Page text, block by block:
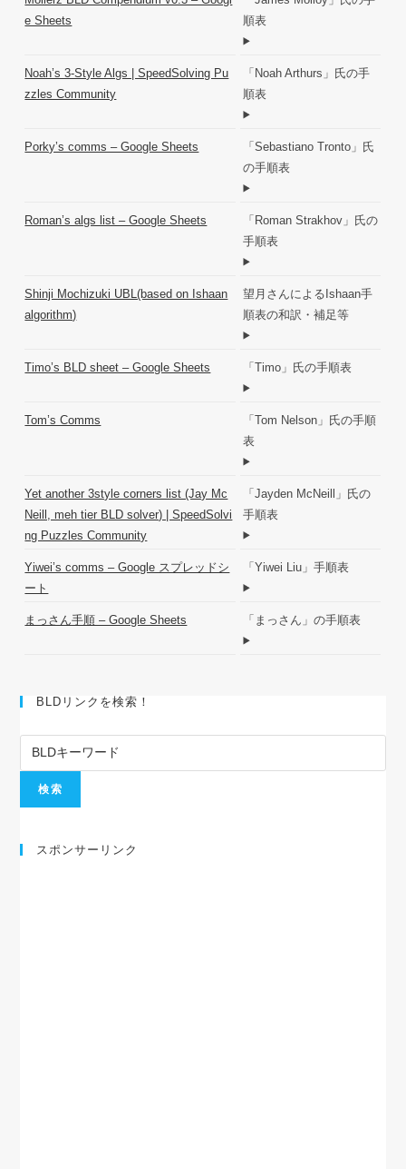
e Sheets
順表
Noah’s 3-Style Algs | SpeedSolving Pu
zzles Community
「Noah Arthurs」氏の手
順表
Porky’s comms – Google Sheets
「Sebastiano Tronto」氏
の手順表
Roman’s algs list – Google Sheets
「Roman Strakhov」氏の
手順表
Shinji Mochizuki UBL(based on Ishaan
algorithm)
望月さんによるIshaan手
順表の和訳・補足等
Timo’s BLD sheet – Google Sheets 「Timo」氏の手順表
Tom’s Comms
「Tom Nelson」氏の手順
表
Yet another 3style corners list (Jay Mc
Neill, meh tier BLD solver) | SpeedSolvi
ng Puzzles Community
「Jayden McNeill」氏の
手順表
Yiwei’s comms – Google スプレッドシ
ート
「Yiwei Liu」手順表
まっさん手順 – Google Sheets 「まっさん」の手順表
BLDリンクを検索！
スポンサーリンク